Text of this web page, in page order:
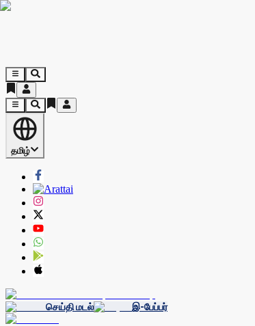
தமிழ்
செய்தி மடல் இ-பேப்பர்